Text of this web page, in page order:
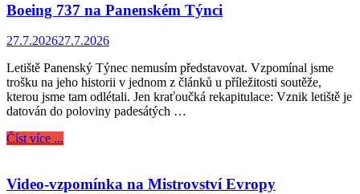
Boeing 737 na Panenském Týnci
27.7.202627.7.2026
Letiště Panenský Týnec nemusím představovat. Vzpomínal jsme
trošku na jeho historii v jednom z článků u příležitosti soutěže,
kterou jsme tam odlétali. Jen kraťoučká rekapitulace: Vznik letiště je
datován do poloviny padesátých …
Číst více ...
Video-vzpomínka na Mistrovství Evropy